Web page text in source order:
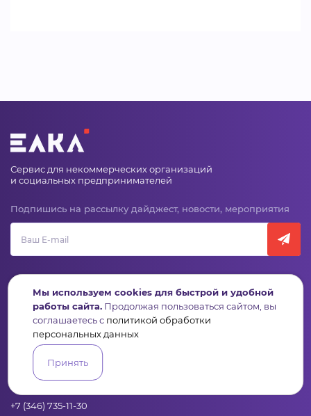
Сервис для некоммерческих организаций
и социальных предпринимателей
Подпишись на рассылку дайджест, новости, мероприятия
ПульсКонкурсыОрганизацииАктивисты
АналитикаБаза знанийВидеокурсы
Контакты
+7 (346) 735-11-30
Мы используем cookies для быстрой и удобной
работы сайта. Продолжая пользоваться сайтом, вы
соглашаетесь с политикой обработки
персональных данных
Принять